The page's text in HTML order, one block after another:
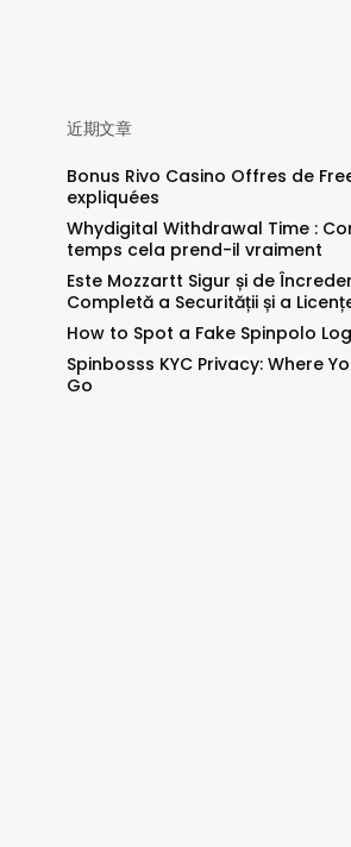
近期文章
Bonus Rivo Casino Offres de
expliquées
Whydigital Withdrawal Time :
temps cela prend-il vraiment
Este Mozzartt Sigur și de
Completă a Securității și a
How to Spot a Fake Spinpolo
Spinbosss KYC Privacy: Where
Go